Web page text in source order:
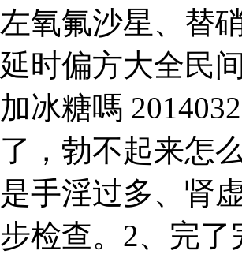
左氧氟沙星、替
延时偏方大全民
加冰糖嗎
了，勃不起来怎
是手淫过多、肾
步检查。2、完